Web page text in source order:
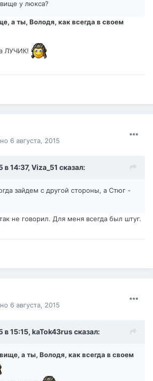
у люкса?
а ты, Володя, как всегда в своем
ЛУЧИК!
6 августа, 2015
в 14:37, Viza_51 сказал:
зайдем с другой стороны, а Стюг -
не говорил. Для меня всегда был штуг.
6 августа, 2015
в 15:15, kaTok43rusсказал:
а ты, Володя, как всегда в своем